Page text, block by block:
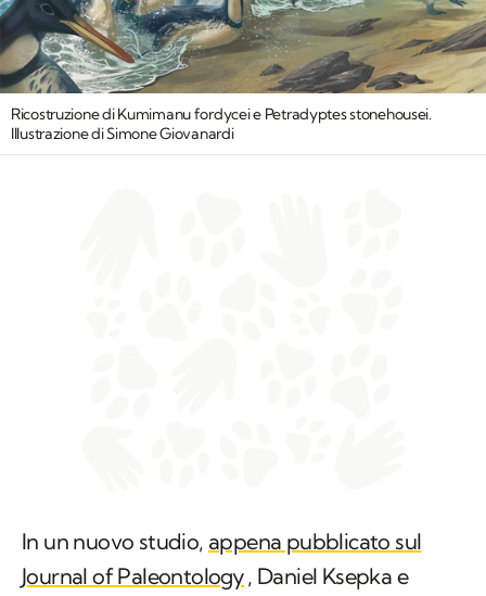
Ricostruzione di Kumimanu fordycei e Petradyptes stonehousei.
Illustrazione di Simone Giovanardi
In un nuovo studio, appena pubblicato sul
Journal of Paleontology, Daniel Ksepka e